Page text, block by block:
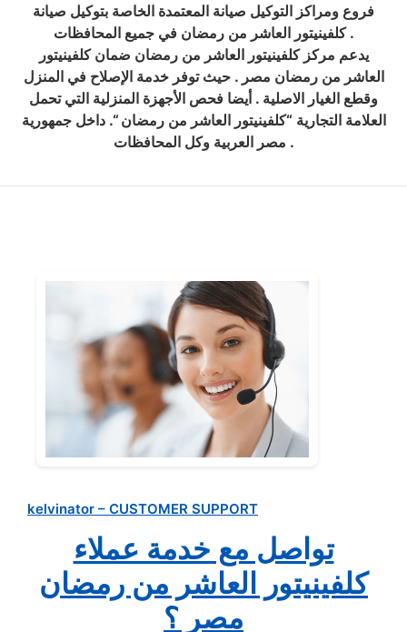
فروع ومراكز التوكيل صيانة المعتمدة الخاصة بتوكيل صيانة
كلفينيتور العاشر من رمضان في جميع المحافظات .
يدعم مركز كلفينيتور العاشر من رمضان ضمان كلفينيتور
العاشر من رمضان مصر . حيث توفر خدمة الإصلاح في المنزل
وقطع الغيار الاصلية . أيضا فحص الأجهزة المنزلية التي تحمل
العلامة التجارية “كلفينيتور العاشر من رمضان “. داخل جمهورية
مصر العربية وكل المحافظات .
kelvinator – CUSTOMER SUPPORT
تواصل مع خدمة عملاء
كلفينيتور العاشر من رمضان
مصر ؟